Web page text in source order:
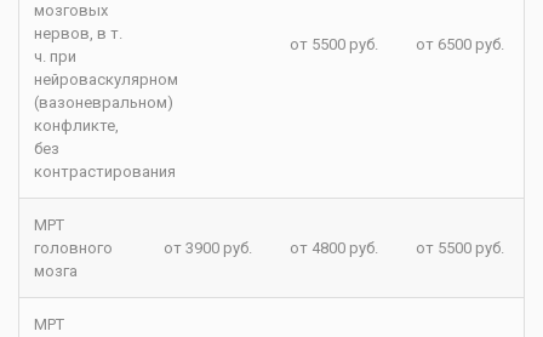
мозговых
нервов, в т.
ч. при
нейроваскулярном
(вазоневральном)
конфликте,
без
контрастирования
от 5500 руб. от 6500 руб.
МРТ
головного
мозга
от 3900 руб. от 4800 руб. от 5500 руб.
МРТ